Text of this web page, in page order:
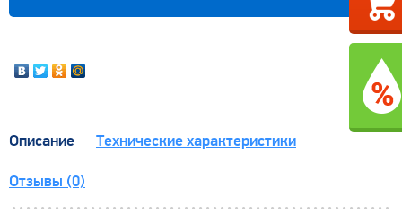
Описание Технические характеристики
Отзывы (0)